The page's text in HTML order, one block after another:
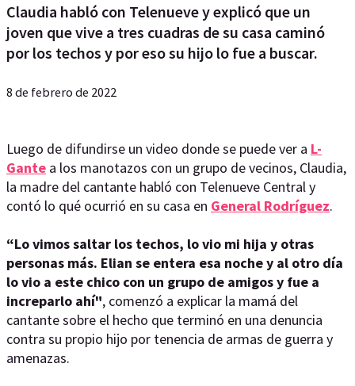
Claudia habló con Telenueve y explicó que un
joven que vive a tres cuadras de su casa caminó
por los techos y por eso su hijo lo fue a buscar.
8 de febrero de 2022
Luego de difundirse un video donde se puede ver a L-
Gante a los manotazos con un grupo de vecinos, Claudia,
la madre del cantante habló con Telenueve Central y
contó lo qué ocurrió en su casa en General Rodríguez.
“Lo vimos saltar los techos, lo vio mi hija y otras
personas más. Elian se entera esa noche y al otro día
lo vio a este chico con un grupo de amigos y fue a
increparlo ahí", comenzó a explicar la mamá del
cantante sobre el hecho que terminó en una denuncia
contra su propio hijo por tenencia de armas de guerra y
amenazas.